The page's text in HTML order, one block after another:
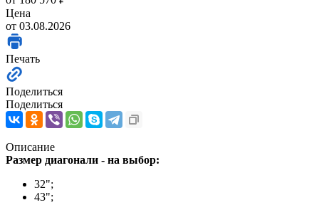
Цена
от 03.08.2026
Печать
Поделиться
Поделиться
Описание
Размер диагонали - на выбор:
32";
43";